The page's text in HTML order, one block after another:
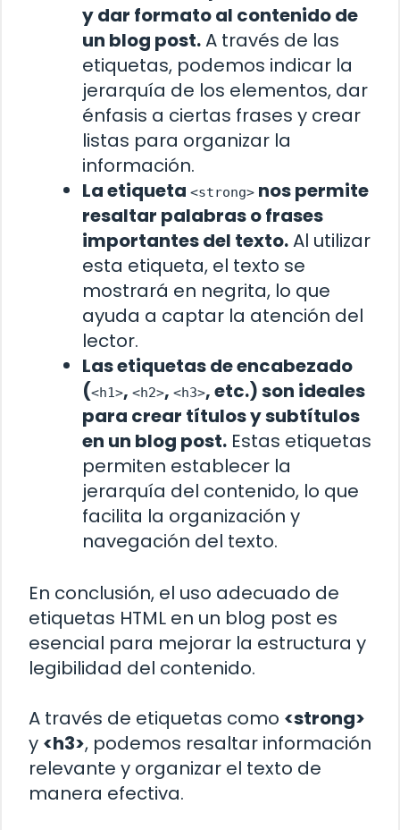
y dar formato al contenido de
un blog post.A través de las
etiquetas, podemos indicar la
jerarquía de los elementos, dar
énfasis a ciertas frases y crear
listas para organizar la
información.
La etiqueta <strong> nos permite
resaltar palabras o frases
importantes del texto.Al utilizar
esta etiqueta, el texto se
mostrará en negrita, lo que
ayuda a captar la atención del
lector.
Las etiquetas de encabezado
(<h1>, <h2>, <h3>, etc.) son ideales
para crear títulos y subtítulos
en un blog post. Estas etiquetas
permiten establecer la
jerarquía del contenido, lo que
facilita la organización y
navegación del texto.
En conclusión, el uso adecuado de
etiquetas HTML en un blog post es
esencial para mejorar la estructura y
legibilidad del contenido.
A través de etiquetas como <strong>
y <h3>, podemos resaltar información
relevante y organizar el texto de
manera efectiva.